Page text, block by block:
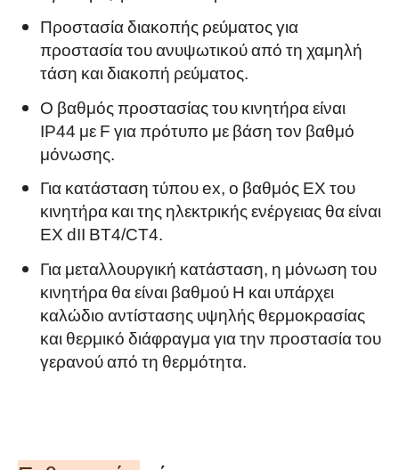
Προστασία διακοπής ρεύματος για
προστασία του ανυψωτικού από τη χαμηλή
τάση και διακοπή ρεύματος.
Ο βαθμός προστασίας του κινητήρα είναι
IP44 με F για πρότυπο με βάση τον βαθμό
μόνωσης.
Για κατάσταση τύπου ex, ο βαθμός EX του
κινητήρα και της ηλεκτρικής ενέργειας θα είναι
EX dII BT4/CT4.
Για μεταλλουργική κατάσταση, η μόνωση του
κινητήρα θα είναι βαθμού H και υπάρχει
καλώδιο αντίστασης υψηλής θερμοκρασίας
και θερμικό διάφραγμα για την προστασία του
γερανού από τη θερμότητα.